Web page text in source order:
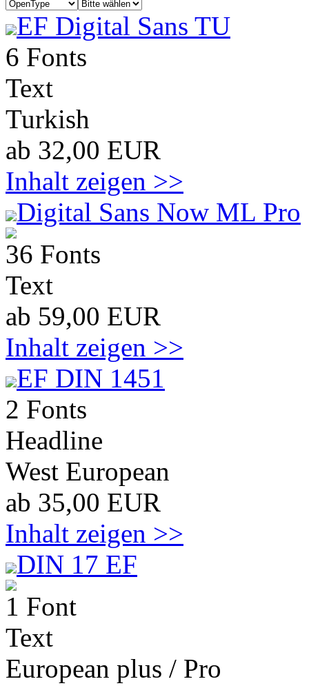
EF Digital Sans TU
6 Fonts
Text
Turkish
ab 32,00 EUR
Inhalt zeigen >>
Digital Sans Now ML Pro
36 Fonts
Text
ab 59,00 EUR
Inhalt zeigen >>
EF DIN 1451
2 Fonts
Headline
West European
ab 35,00 EUR
Inhalt zeigen >>
DIN 17 EF
1 Font
Text
European plus / Pro